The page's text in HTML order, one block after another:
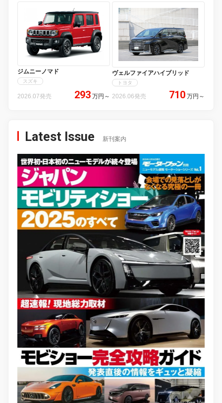
ジムニーノマド
スズキ
2026.07発売 293 万円 ～
ヴェルファイアハイブリッド
トヨタ
2026.06発売 710 万円 ～
Latest Issue 新刊案内